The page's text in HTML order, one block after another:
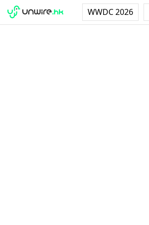
WWDC 2026